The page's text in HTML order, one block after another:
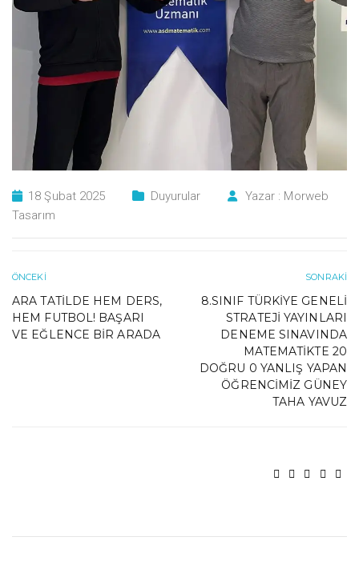
18 Şubat 2025 Duyurular Yazar : Morweb
Tasarım
ÖNCEKI
ARA TATILDE HEM DERS,
HEM FUTBOL! BAŞARI
VE EĞLENCE BIR ARADA
SONRAKI
8.SINIF TÜRKIYE GENELI
STRATEJI YAYINLARI
DENEME SINAVINDA
MATEMATIKTE 20
DOĞRU 0 YANLIŞ YAPAN
ÖĞRENCIMIZ GÜNEY
TAHA YAVUZ